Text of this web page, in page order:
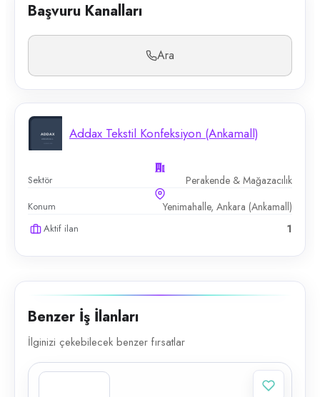
Başvuru Kanalları
Ara
Addax Tekstil Konfeksiyon (Ankamall)
Sektör Perakende & Mağazacılık
Konum Yenimahalle, Ankara (Ankamall)
Aktif ilan 1
Benzer İş İlanları
İlginizi çekebilecek benzer fırsatlar